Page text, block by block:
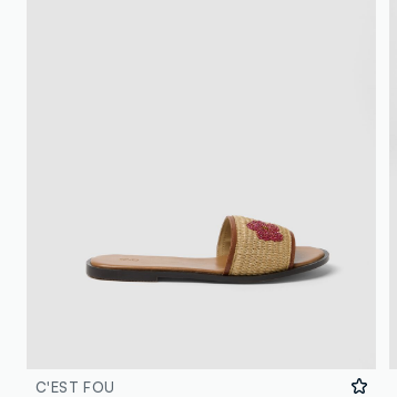
C'EST FOU